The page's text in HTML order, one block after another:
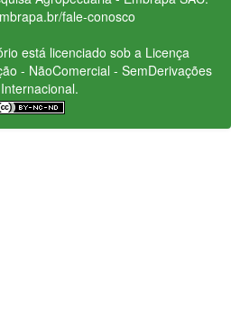
fale-conosco
está licenciado sob a Licença
- NãoComercial - SemDerivações